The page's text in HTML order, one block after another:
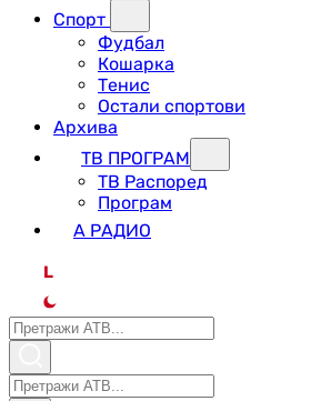
Спорт
Фудбал
Кошарка
Тенис
Остали спортови
Архива
ТВ ПРОГРАМ
ТВ Распоред
Програм
А РАДИО
L